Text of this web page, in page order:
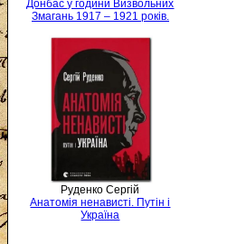
Донбас у години Визвольних
Змагань 1917 – 1921 років.
Руденко Сергій
Анатомія ненависті. Путін і
Україна